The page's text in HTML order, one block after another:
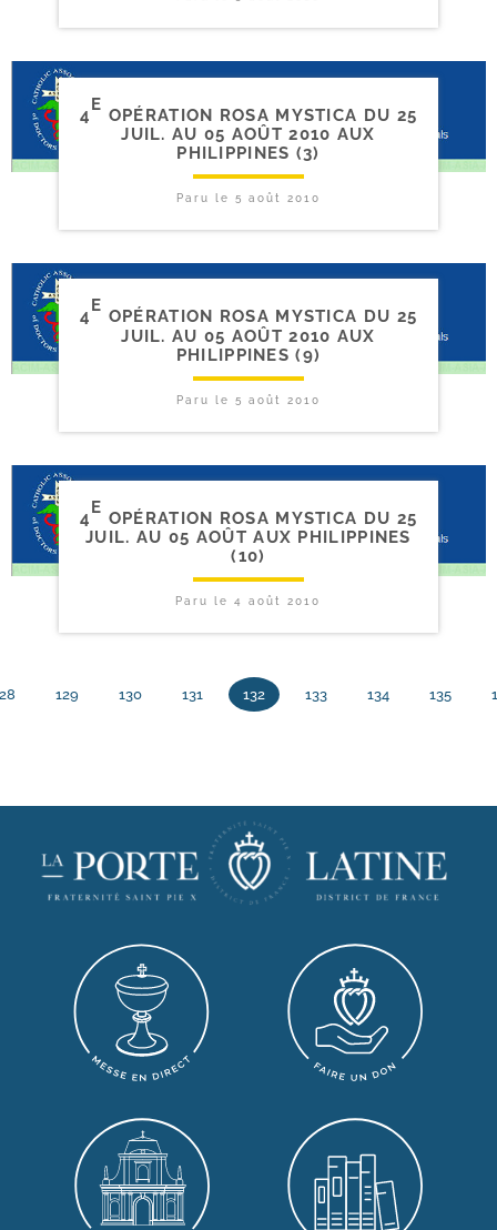
4
E
OPÉRATION ROSA MYSTICA DU 25
JUIL. AU 05 AOÛT 2010 AUX
PHILIPPINES (3)
Paru le 5 août 2010
4
E
OPÉRATION ROSA MYSTICA DU 25
JUIL. AU 05 AOÛT 2010 AUX
PHILIPPINES (9)
Paru le 5 août 2010
4
E
OPÉRATION ROSA MYSTICA DU 25
JUIL. AU 05 AOÛT AUX PHILIPPINES
(10)
Paru le4 août 2010
129 130 131 132 133 134 135